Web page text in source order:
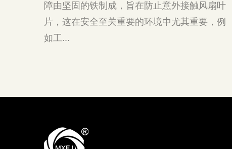
障由坚固的铁制成，旨在防止意外接触风扇叶
片，这在安全至关重要的环境中尤其重要，例
如工...